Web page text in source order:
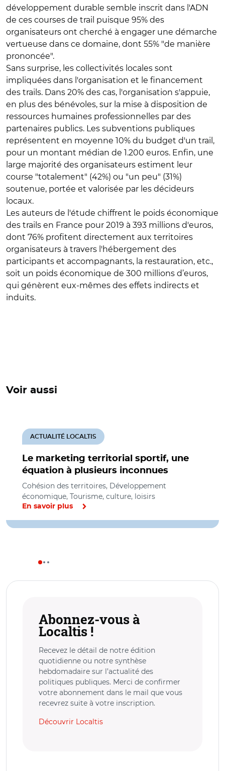
développement durable semble inscrit dans l'ADN
de ces courses de trail puisque 95% des
organisateurs ont cherché à engager une démarche
vertueuse dans ce domaine, dont 55% "de manière
prononcée".
Sans surprise, les collectivités locales sont
impliquées dans l'organisation et le financement
des trails. Dans 20% des cas, l'organisation s'appuie,
en plus des bénévoles, sur la mise à disposition de
ressources humaines professionnelles par des
partenaires publics. Les subventions publiques
représentent en moyenne 10% du budget d'un trail,
pour un montant médian de 1.200 euros. Enfin, une
large majorité des organisateurs estiment leur
course "totalement" (42%) ou "un peu" (31%)
soutenue, portée et valorisée par les décideurs
locaux.
Les auteurs de l'étude chiffrent le poids économique
des trails en France pour 2019 à 393 millions d'euros,
dont 76% profitent directement aux territoires
organisateurs à travers l'hébergement des
participants et accompagnants, la restauration, etc.,
soit un poids économique de 300 millions d’euros,
qui génèrent eux-mêmes des effets indirects et
induits.
Voir aussi
Le marketing territorial sportif, une
équation à plusieurs inconnues
ACTUALITÉ LOCALTIS
Cohésion des territoires, Développement
économique, Tourisme, culture, loisirs
En savoir plus
Abonnez-vous à
Localtis !
Recevez le détail de notre édition
quotidienne ou notre synthèse
hebdomadaire sur l’actualité des
politiques publiques. Merci de confirmer
votre abonnement dans le mail que vous
recevrez suite à votre inscription.
Découvrir Localtis